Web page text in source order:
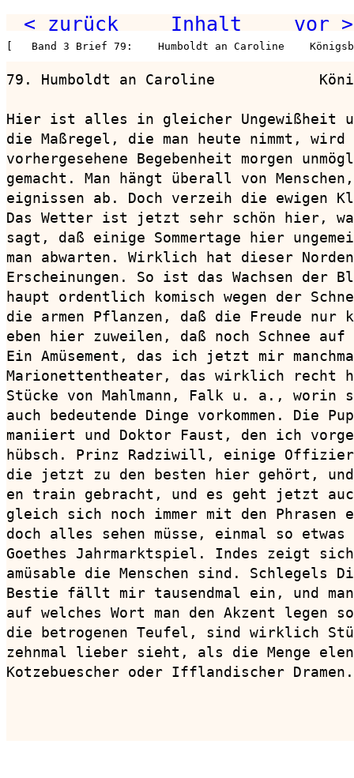
< zurück Inhalt vor >
[   Band 3 Brief 79:    Humboldt an Caroline
79. Humboldt an Caroline
Hier ist alles in gleicher Ungewißheit
die Maßregel, die man heute nimmt,
vorhergesehene Begebenheit morgen
gemacht. Man hängt überall von
eignissen ab. Doch verzeih die ewigen
Das Wetter ist jetzt sehr schön hier,
sagt, daß einige Sommertage hier
man abwarten. Wirklich hat dieser
Erscheinungen. So ist das Wachsen der
haupt ordentlich komisch wegen der
die armen Pflanzen, daß die Freude
eben hier zuweilen, daß noch Schnee
Ein Amüsement, das ich jetzt mir
Marionettentheater, das wirklich recht
Stücke von Mahlmann, Falk u. a.,
auch bedeutende Dinge vorkommen. Die
maniiert und Doktor Faust, den ich
hübsch. Prinz Radziwill, einige
die jetzt zu den besten hier gehört, und
en train gebracht, und es geht jetzt
gleich sich noch immer mit den Phrasen
doch alles sehen müsse, einmal so
Goethes Jahrmarktspiel. Indes zeigt
amüsable die Menschen sind. Schlegels
Bestie fällt mir tausendmal ein, und
auf welches Wort man den Akzent
die betrogenen Teufel, sind wirklich
zehnmal lieber sieht, als die Menge
Kotzebuescher oder Ifflandischer